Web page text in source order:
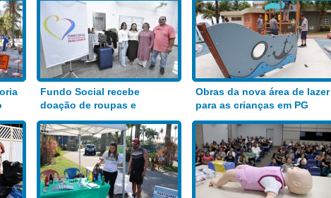
Fundo Social recebe
doação de roupas e
alimentos
Obras da nova área de lazer
para as crianças em PG